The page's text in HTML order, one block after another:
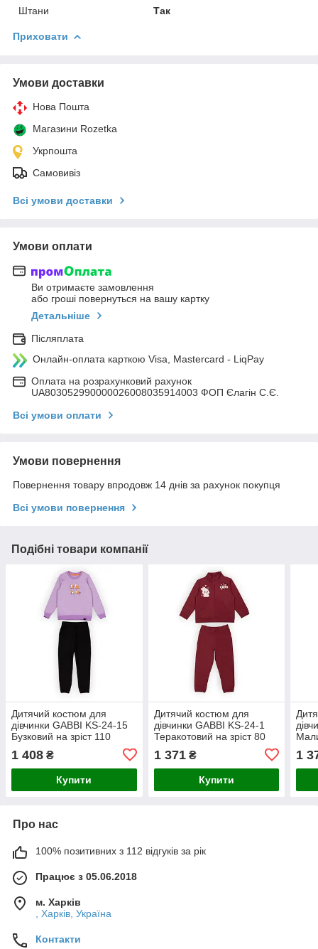
Штани
Так
Приховати
Умови доставки
Нова Пошта
Магазини Rozetka
Укрпошта
Самовивіз
Всі умови доставки
Умови оплати
Ви отримаєте замовлення
або гроші повернуться на вашу картку
Детальніше
Післяплата
Онлайн-оплата карткою Visa, Mastercard - LiqPay
Оплата на розрахунковий рахунок
UA803052990000026008035914003 ФОП Єлагін С.Є.
Всі умови оплати
Умови повернення
Повернення товару впродовж 14 днів за рахунок покупця
Всі умови повернення
Подібні товари компанії
Дитячий костюм для
дівчинки GABBI KS-24-15
Бузковий на зріст 110
1 408 ₴
Купити
Дитячий костюм для
дівчинки GABBI KS-24-1
Теракотовий на зріст 80
1 371₴
Купити
1
Про нас
100% позитивних з 112 відгуків за рік
Працює з 05.06.2018
м. Харків
, Харків, Україна
Контакти